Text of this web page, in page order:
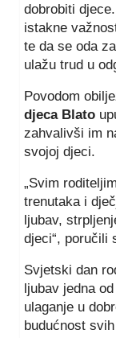
dobrobiti
istakne
te da se oda
ulažu trud u
Povodom
djeca Blato
zahvalivši im
svojoj djeci.
„Svim
trenutaka i
ljubav,
djeci“, poručili
Svjetski dan
ljubav jedna
ulaganje u
budućnost